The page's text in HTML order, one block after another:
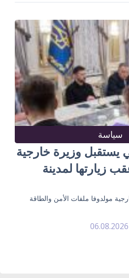
سياسة
يستقبل وزيرة خارجية
زيارتها لمدينة
مولدوفا ملفات الأمن والطاقة
06.08.2026